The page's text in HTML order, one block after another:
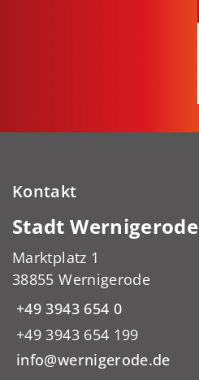
Kontakt
Stadt Wernigerode
Marktplatz 1
38855 Wernigerode
+49 3943 654 0
+49 3943 654 199
info@wernigerode.de